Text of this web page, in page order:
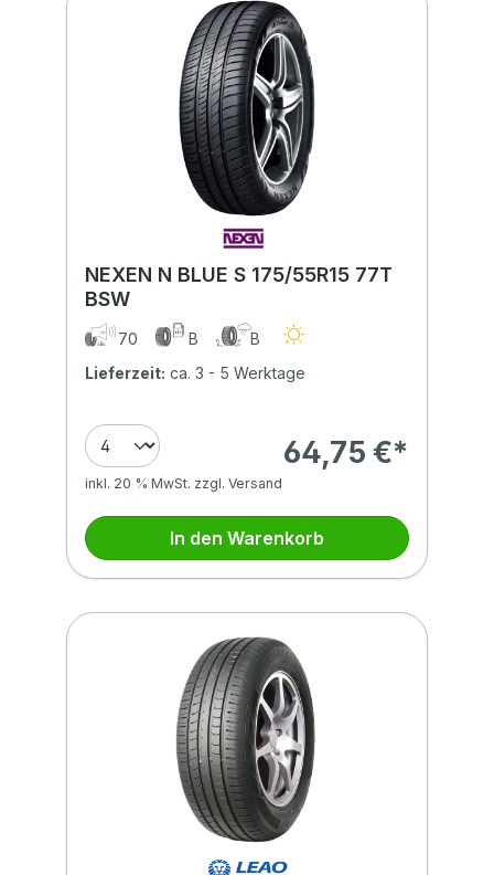
NEXEN N BLUE S 175/55R15 77T
BSW
70 B
B
Lieferzeit: ca. 3 - 5 Werktage
64,75 €*
inkl. 20 % MwSt. zzgl. Versand
In den Warenkorb